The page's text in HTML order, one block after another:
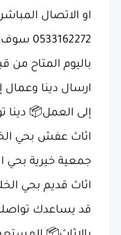
او الاتصال
باليوم المتاح من
ارسال دينا وعمال
إلى العمل📦 دينا
اثاث عفش بحي
جمعية خيرية
اثاث قديم بحي
قد يساعدك